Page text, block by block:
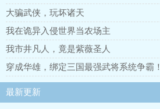
大骗武侠，玩坏诸天
我在诡异入侵世界当农场主
我市井凡人，竟是紫薇圣人
穿成华雄，绑定三国最强武将系统争霸！
最新更新